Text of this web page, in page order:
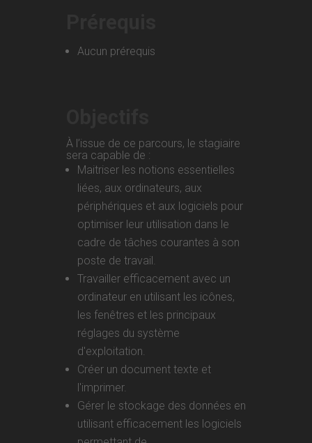
Aucun prérequis
À l’issue de ce parcours, le stagiaire
sera capable de :
Maitriser les notions essentielles
liées, aux ordinateurs, aux
périphériques et aux logiciels pour
optimiser leur utilisation dans le
cadre de tâches courantes à son
poste de travail.
Travailler efficacement avec un
ordinateur en utilisant les icônes,
les fenêtres et les principaux
réglages du système
d'exploitation.
Créer un document texte et
l'imprimer.
Gérer le stockage des données en
utilisant efficacement les logiciels